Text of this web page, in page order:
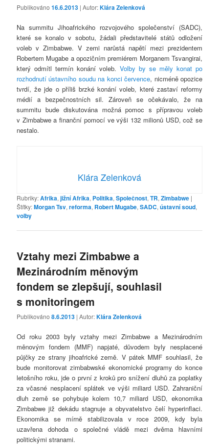
Publikováno16.6.2013 | Autor:Klára Zelenková
Na summitu Jihoafrického rozvojového společenství (SADC),
které se konalo v sobotu, žádali představitelé států odložení
voleb v Zimbabwe. V zemi narůstá napětí mezi prezidentem
Robertem Mugabe a opozičním premiérem Morganem Tsvangirai,
který odmítl termín konání voleb. Volby by se měly konat po
rozhodnutí ústavního soudu na konci července, nicméně opozice
tvrdí, že jde o příliš brzké konání voleb, které zastaví reformy
médií a bezpečnostních sil. Zároveň se očekávalo, že na
summitu bude diskutována možná pomoc s přípravou voleb
v Zimbabwe a finanční pomocí ve výši 132 milionů USD, což se
nestalo.
Klára Zelenková
Rubriky:Afrika,jižní Afrika, Politika,Společnost,TR,Zimbabwe |
Štítky:Morgan Tsv,reforma, Robert Mugabe,SADC,ústavní soud,
volby
Vztahy mezi Zimbabwe a
Mezinárodním měnovým
fondem se zlepšují, souhlasil
s monitoringem
Publikováno8.6.2013 | Autor:Klára Zelenková
Od roku 2003 byly vztahy mezi Zimbabwe a Mezinárodním
měnovým fondem (MMF) napjaté, důvodem byly nesplacené
půjčky ze strany jihoafrické země. V pátek MMF souhlasil, že
bude monitorovat zimbabwské ekonomické programy do konce
letošního roku, jde o první z kroků pro snížení dluhů za poplatky
za včasné nesplacení splátek ve výši miliard USD. Zahraniční
dluh země se pohybuje kolem 10,7 miliard USD, ekonomika
Zimbabwe již dekádu stagnuje a obyvatelstvo čelí hyperinflaci.
Ekonomika se mírně stabilizovala v roce 2009, kdy byla
uzavřena dohoda o společné vládě mezi dvěma hlavními
politickými stranami.